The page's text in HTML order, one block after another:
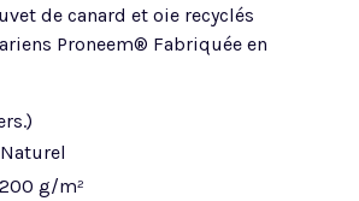
de canard et oie recyclés
Proneem® Fabriquée en
Naturel
200 g/m²